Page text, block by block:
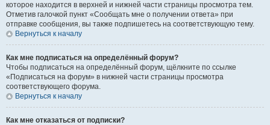
которое находится в верхней и нижней части страницы просмотра тем.
Отметив галочкой пункт «Сообщать мне о получении ответа» при
отправке сообщения, вы также подпишетесь на соответствующую тему.
Вернуться к началу
Как мне подписаться на определённый форум?
Чтобы подписаться на определённый форум, щёлкните по ссылке
«Подписаться на форум» в нижней части страницы просмотра
соответствующего форума.
Вернуться к началу
Как мне отказаться от подписки?